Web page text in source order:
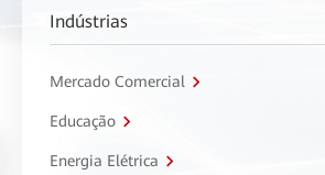
Indústrias
Mercado Comercial
Educação
Energia Elétrica